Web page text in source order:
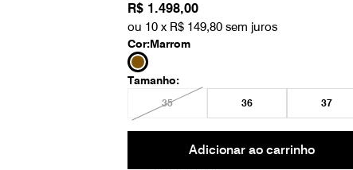
R$ 1.498,00
ou 10 x R$ 149,80 sem juros
Cor:Marrom
Tamanho:
35 36 37
Adicionar ao carrinho